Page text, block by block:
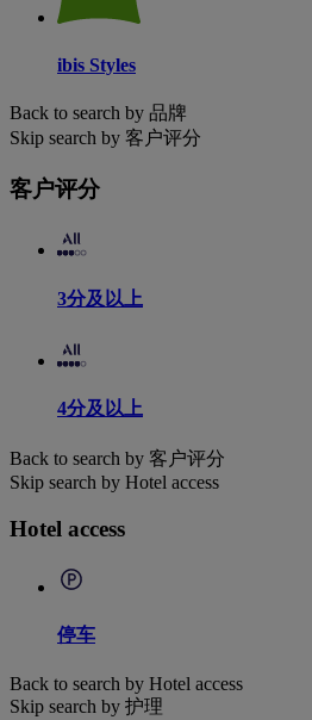
ibis Styles
Back to search by 品牌
Skip search by 客户评分
客户评分
3分及以上
4分及以上
Back to search by 客户评分
Skip search by Hotel access
Hotel access
停车
Back to search by Hotel access
Skip search by 护理